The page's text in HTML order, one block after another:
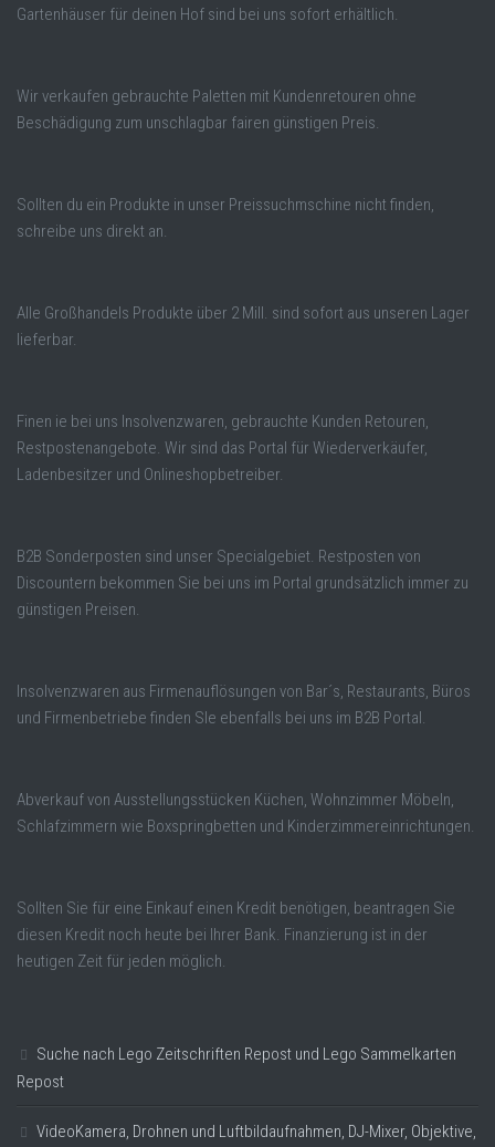
Gartenhäuser für deinen Hof sind bei uns sofort erhältlich.
Wir verkaufen gebrauchte Paletten mit Kundenretouren ohne
Beschädigung zum unschlagbar fairen günstigen Preis.
Sollten du ein Produkte in unser Preissuchmschine nicht finden,
schreibe uns direkt an.
Alle Großhandels Produkte über 2 Mill. sind sofort aus unseren Lager
lieferbar.
Finen ie bei uns Insolvenzwaren, gebrauchte Kunden Retouren,
Restpostenangebote. Wir sind das Portal für Wiederverkäufer,
Ladenbesitzer und Onlineshopbetreiber.
B2B Sonderposten sind unser Specialgebiet. Restposten von
Discountern bekommen Sie bei uns im Portal grundsätzlich immer zu
günstigen Preisen.
Insolvenzwaren aus Firmenauflösungen von Bar´s, Restaurants, Büros
und Firmenbetriebe finden SIe ebenfalls bei uns im B2B Portal.
Abverkauf von Ausstellungsstücken Küchen, Wohnzimmer Möbeln,
Schlafzimmern wie Boxspringbetten und Kinderzimmereinrichtungen.
Sollten Sie für eine Einkauf einen Kredit benötigen, beantragen Sie
diesen Kredit noch heute bei Ihrer Bank. Finanzierung ist in der
heutigen Zeit für jeden möglich.
Suche nach Lego Zeitschriften Repost und Lego Sammelkarten
Repost
VideoKamera, Drohnen und Luftbildaufnahmen, DJ-Mixer, Objektive,